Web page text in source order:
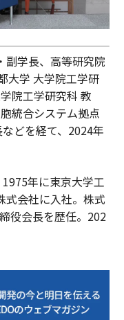
副学長、高等研究院
大学 大学院工学研
院工学研究科 教
統合システム拠点
などを経て、2024年
年に東京大学工
式会社に入社。株式
役会長を歴任。202